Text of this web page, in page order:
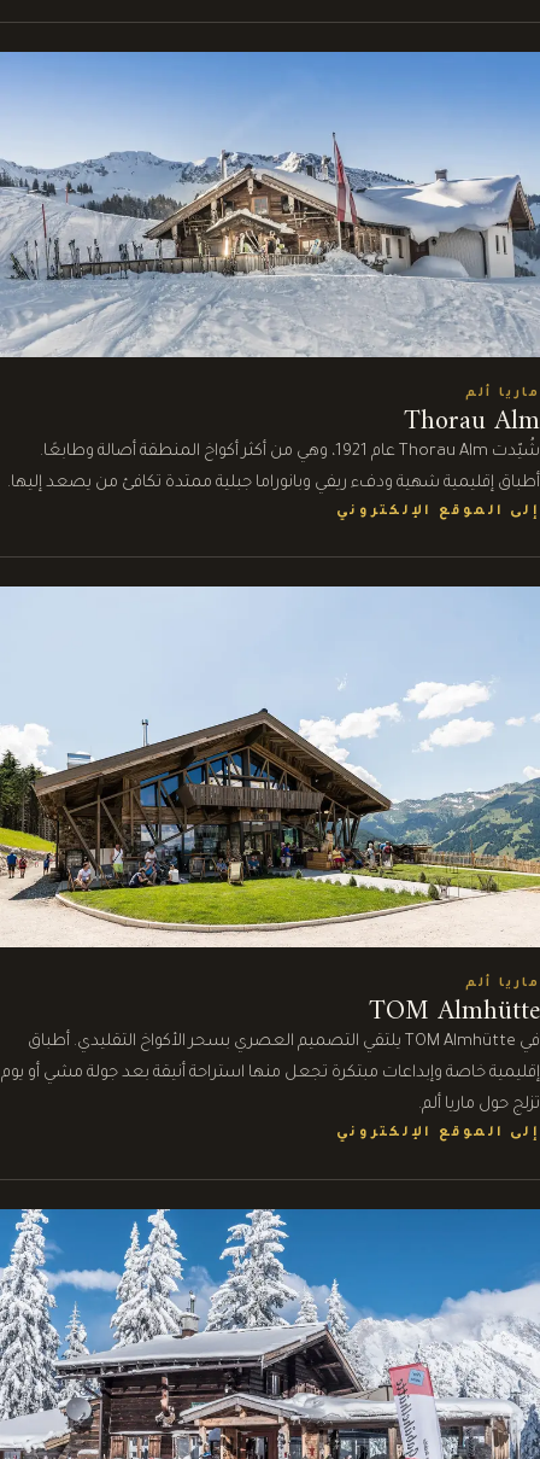
ماريا ألم
Thorau Alm
شُيّدت Thorau Alm عام 1921، وهي من أكثر أكواخ المنطقة أصالة وطابعًا.
أطباق إقليمية شهية ودفء ريفي وبانوراما جبلية ممتدة تكافئ من يصعد إليها.
إلى الموقع الإلكتروني
ماريا ألم
TOM Almhütte
في TOM Almhütte يلتقي التصميم العصري بسحر الأكواخ التقليدي. أطباق
إقليمية خاصة وإبداعات مبتكرة تجعل منها استراحة أنيقة بعد جولة مشي أو يوم
تزلج حول ماريا ألم.
إلى الموقع الإلكتروني